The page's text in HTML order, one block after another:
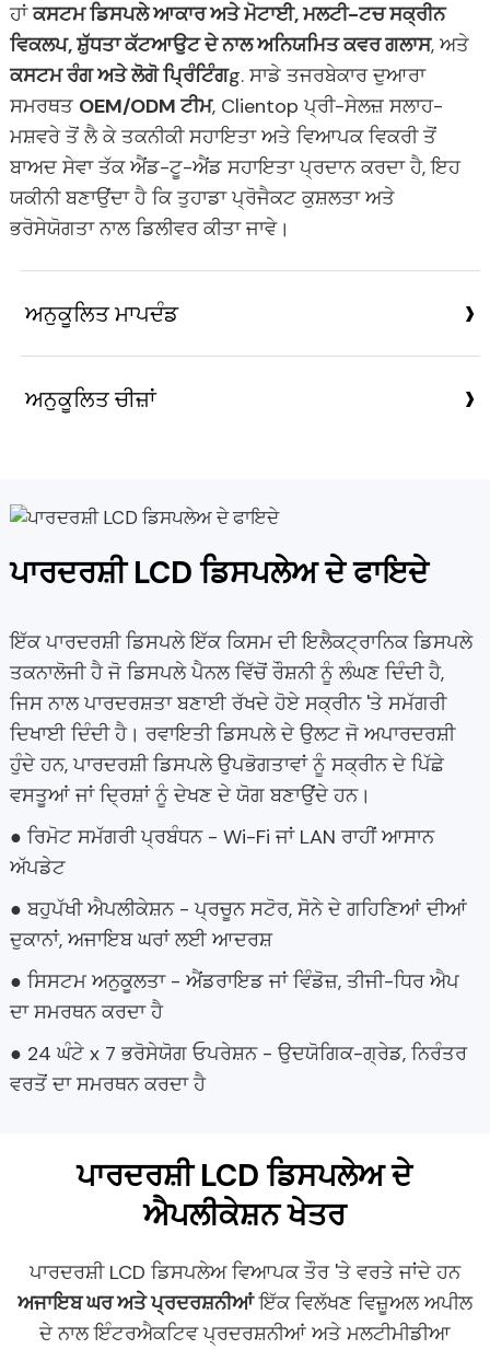
ਹਾਂਕਸਟਮ ਡਿਸਪਲੇ ਆਕਾਰ ਅਤੇ ਮੋਟਾਈ, ਮਲਟੀ-ਟਚ ਸਕ੍ਰੀਨ
ਵਿਕਲਪ, ਸ਼ੁੱਧਤਾ ਕੱਟਆਉਟ ਦੇ ਨਾਲ ਅਨਿਯਮਿਤ ਕਵਰ ਗਲਾਸ, ਅਤੇ
ਕਸਟਮ ਰੰਗ ਅਤੇ ਲੋਗੋ ਪ੍ਰਿੰਟਿੰਗg. ਸਾਡੇ ਤਜਰਬੇਕਾਰ ਦੁਆਰਾ
ਸਮਰਥਤ OEM/ODM ਟੀਮ, Clientop ਪ੍ਰੀ-ਸੇਲਜ਼ ਸਲਾਹ-
ਮਸ਼ਵਰੇ ਤੋਂ ਲੈ ਕੇ ਤਕਨੀਕੀ ਸਹਾਇਤਾ ਅਤੇ ਵਿਆਪਕ ਵਿਕਰੀ ਤੋਂ
ਬਾਅਦ ਸੇਵਾ ਤੱਕ ਐਂਡ-ਟੂ-ਐਂਡ ਸਹਾਇਤਾ ਪ੍ਰਦਾਨ ਕਰਦਾ ਹੈ, ਇਹ
ਯਕੀਨੀ ਬਣਾਉਂਦਾ ਹੈ ਕਿ ਤੁਹਾਡਾ ਪ੍ਰੋਜੈਕਟ ਕੁਸ਼ਲਤਾ ਅਤੇ
ਭਰੋਸੇਯੋਗਤਾ ਨਾਲ ਡਿਲੀਵਰ ਕੀਤਾ ਜਾਵੇ।
ਅਨੁਕੂਲਿਤ ਮਾਪਦੰਡ ›
ਅਨੁਕੂਲਿਤ ਚੀਜ਼ਾਂ ›
ਪਾਰਦਰਸ਼ੀ LCD ਡਿਸਪਲੇਅ ਦੇ ਫਾਇਦੇ
ਇੱਕ ਪਾਰਦਰਸ਼ੀ ਡਿਸਪਲੇ ਇੱਕ ਕਿਸਮ ਦੀ ਇਲੈਕਟ੍ਰਾਨਿਕ ਡਿਸਪਲੇ
ਤਕਨਾਲੋਜੀ ਹੈ ਜੋ ਡਿਸਪਲੇ ਪੈਨਲ ਵਿੱਚੋਂ ਰੌਸ਼ਨੀ ਨੂੰ ਲੰਘਣ ਦਿੰਦੀ ਹੈ,
ਜਿਸ ਨਾਲ ਪਾਰਦਰਸ਼ਤਾ ਬਣਾਈ ਰੱਖਦੇ ਹੋਏ ਸਕ੍ਰੀਨ 'ਤੇ ਸਮੱਗਰੀ
ਦਿਖਾਈ ਦਿੰਦੀ ਹੈ। ਰਵਾਇਤੀ ਡਿਸਪਲੇ ਦੇ ਉਲਟ ਜੋ ਅਪਾਰਦਰਸ਼ੀ
ਹੁੰਦੇ ਹਨ, ਪਾਰਦਰਸ਼ੀ ਡਿਸਪਲੇ ਉਪਭੋਗਤਾਵਾਂ ਨੂੰ ਸਕ੍ਰੀਨ ਦੇ ਪਿੱਛੇ
ਵਸਤੂਆਂ ਜਾਂ ਦ੍ਰਿਸ਼ਾਂ ਨੂੰ ਦੇਖਣ ਦੇ ਯੋਗ ਬਣਾਉਂਦੇ ਹਨ।
● ਰਿਮੋਟ ਸਮੱਗਰੀ ਪ੍ਰਬੰਧਨ - Wi-Fi ਜਾਂ LAN ਰਾਹੀਂ ਆਸਾਨ
ਅੱਪਡੇਟ
● ਬਹੁਪੱਖੀ ਐਪਲੀਕੇਸ਼ਨ - ਪ੍ਰਚੂਨ ਸਟੋਰ, ਸੋਨੇ ਦੇ ਗਹਿਣਿਆਂ ਦੀਆਂ
ਦੁਕਾਨਾਂ, ਅਜਾਇਬ ਘਰਾਂ ਲਈ ਆਦਰਸ਼
● ਸਿਸਟਮ ਅਨੁਕੂਲਤਾ - ਐਂਡਰਾਇਡ ਜਾਂ ਵਿੰਡੋਜ਼, ਤੀਜੀ-ਧਿਰ ਐਪ
ਦਾ ਸਮਰਥਨ ਕਰਦਾ ਹੈ
● 24 ਘੰਟੇ x 7 ਭਰੋਸੇਯੋਗ ਓਪਰੇਸ਼ਨ - ਉਦਯੋਗਿਕ-ਗ੍ਰੇਡ, ਨਿਰੰਤਰ
ਵਰਤੋਂ ਦਾ ਸਮਰਥਨ ਕਰਦਾ ਹੈ
ਪਾਰਦਰਸ਼ੀ LCD ਡਿਸਪਲੇਅ ਦੇ
ਐਪਲੀਕੇਸ਼ਨ ਖੇਤਰ
ਪਾਰਦਰਸ਼ੀ LCD ਡਿਸਪਲੇਅ ਵਿਆਪਕ ਤੌਰ 'ਤੇ ਵਰਤੇ ਜਾਂਦੇ ਹਨ
ਅਜਾਇਬ ਘਰ ਅਤੇ ਪ੍ਰਦਰਸ਼ਨੀਆਂਇੱਕ ਵਿਲੱਖਣ ਵਿਜ਼ੂਅਲ ਅਪੀਲ
ਦੇ ਨਾਲ ਇੰਟਰਐਕਟਿਵ ਪ੍ਰਦਰਸ਼ਨੀਆਂ ਅਤੇ ਮਲਟੀਮੀਡੀਆ